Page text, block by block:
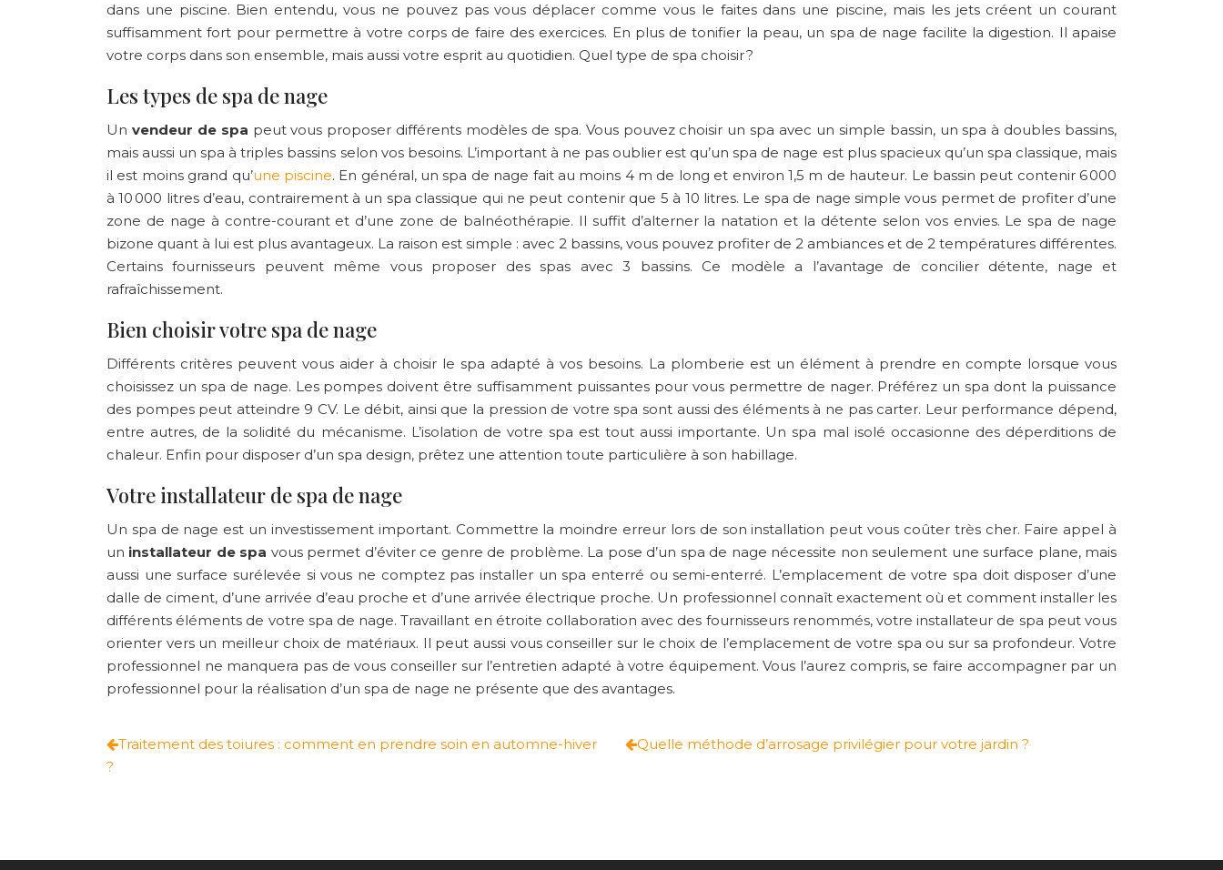
dans une piscine. Bien entendu, vous ne pouvez pas vous déplacer comme vous le faites dans une piscine, mais les jets créent un courant
suffisamment fort pour permettre à votre corps de faire des exercices. En plus de tonifier la peau, un spa de nage facilite la digestion. Il apaise
votre corps dans son ensemble, mais aussi votre esprit au quotidien. Quel type de spa choisir ?
Les types de spa de nage
Un vendeur de spa peut vous proposer différents modèles de spa. Vous pouvez choisir un spa avec un simple bassin, un spa à doubles bassins,
mais aussi un spa à triples bassins selon vos besoins. L’important à ne pas oublier est qu’un spa de nage est plus spacieux qu’un spa classique, mais
il est moins grand qu’une piscine. En général, un spa de nage fait au moins 4 m de long et environ 1,5 m de hauteur. Le bassin peut contenir 6 000
à 10 000 litres d’eau, contrairement à un spa classique qui ne peut contenir que 5 à 10 litres. Le spa de nage simple vous permet de profiter d’une
zone de nage à contre-courant et d’une zone de balnéothérapie. Il suffit d’alterner la natation et la détente selon vos envies. Le spa de nage
bizone quant à lui est plus avantageux. La raison est simple : avec 2 bassins, vous pouvez profiter de 2 ambiances et de 2 températures différentes.
Certains fournisseurs peuvent même vous proposer des spas avec 3 bassins. Ce modèle a l’avantage de concilier détente, nage et
rafraîchissement.
Bien choisir votre spa de nage
Différents critères peuvent vous aider à choisir le spa adapté à vos besoins. La plomberie est un élément à prendre en compte lorsque vous
choisissez un spa de nage. Les pompes doivent être suffisamment puissantes pour vous permettre de nager. Préférez un spa dont la puissance
des pompes peut atteindre 9 CV. Le débit, ainsi que la pression de votre spa sont aussi des éléments à ne pas carter. Leur performance dépend,
entre autres, de la solidité du mécanisme. L’isolation de votre spa est tout aussi importante. Un spa mal isolé occasionne des déperditions de
chaleur. Enfin pour disposer d’un spa design, prêtez une attention toute particulière à son habillage.
Votre installateur de spa de nage
Un spa de nage est un investissement important. Commettre la moindre erreur lors de son installation peut vous coûter très cher. Faire appel à
un installateur de spa vous permet d’éviter ce genre de problème. La pose d’un spa de nage nécessite non seulement une surface plane, mais
aussi une surface surélevée si vous ne comptez pas installer un spa enterré ou semi-enterré. L’emplacement de votre spa doit disposer d’une
dalle de ciment, d’une arrivée d’eau proche et d’une arrivée électrique proche. Un professionnel connaît exactement où et comment installer les
différents éléments de votre spa de nage. Travaillant en étroite collaboration avec des fournisseurs renommés, votre installateur de spa peut vous
orienter vers un meilleur choix de matériaux. Il peut aussi vous conseiller sur le choix de l’emplacement de votre spa ou sur sa profondeur. Votre
professionnel ne manquera pas de vous conseiller sur l’entretien adapté à votre équipement. Vous l’aurez compris, se faire accompagner par un
professionnel pour la réalisation d’un spa de nage ne présente que des avantages.
Traitement des toiures : comment en prendre soin en automne-hiver
?
Quelle méthode d’arrosage privilégier pour votre jardin ?